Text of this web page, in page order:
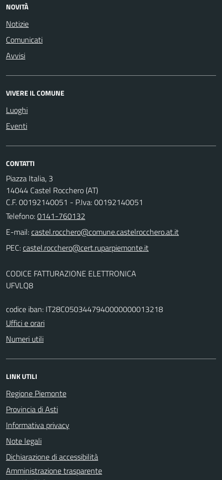
NOVITÀ
Notizie
Comunicati
Avvisi
VIVERE IL COMUNE
Luoghi
Eventi
CONTATTI
Piazza Italia, 3
14044 Castel Rocchero (AT)
C.F. 00192140051 - P.Iva: 00192140051
Telefono:0141-760132
E-mail:
PEC:
CODICE FATTURAZIONE ELETTRONICA
UFVLQ8
codice iban: IT28C0503447940000000013218
Uffici e orari
Numeri utili
LINK UTILI
Regione Piemonte
Provincia di Asti
Informativa privacy
Note legali
Dichiarazione di accessibilità
Amministrazione trasparente